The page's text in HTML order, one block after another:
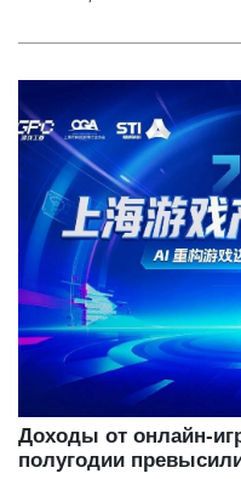
Доходы от онлайн-
полугодии